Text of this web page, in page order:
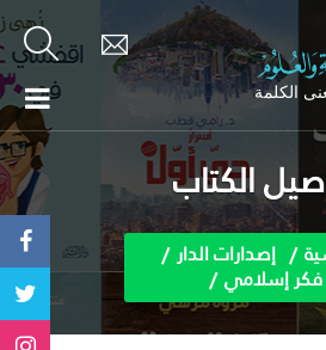
الكتاب
إصدارات الدار
فكر إسلامي